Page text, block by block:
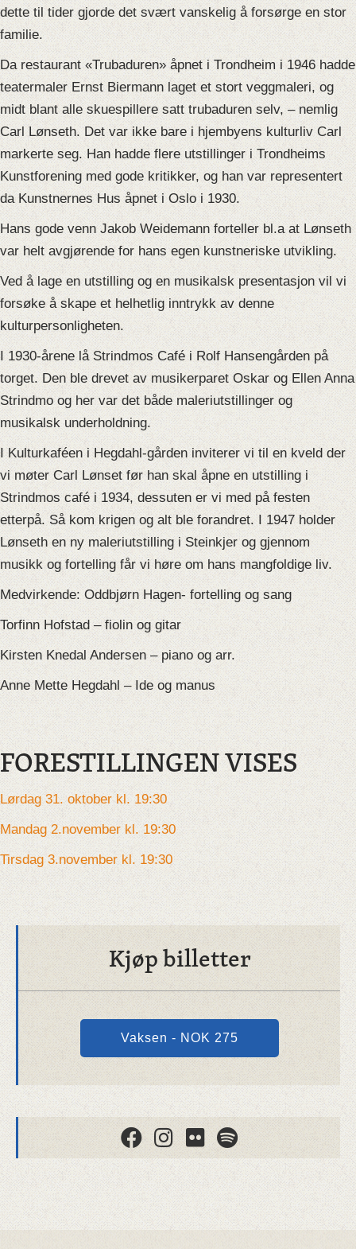
dette til tider gjorde det svært vanskelig å forsørge en stor
familie.
Da restaurant «Trubaduren» åpnet i Trondheim i 1946 hadde
teatermaler Ernst Biermann laget et stort veggmaleri, og
midt blant alle skuespillere satt trubaduren selv, – nemlig
Carl Lønseth. Det var ikke bare i hjembyens kulturliv Carl
markerte seg. Han hadde flere utstillinger i Trondheims
Kunstforening med gode kritikker, og han var representert
da Kunstnernes Hus åpnet i Oslo i 1930.
Hans gode venn Jakob Weidemann forteller bl.a at Lønseth
var helt avgjørende for hans egen kunstneriske utvikling.
Ved å lage en utstilling og en musikalsk presentasjon vil vi
forsøke å skape et helhetlig inntrykk av denne
kulturpersonligheten.
I 1930-årene lå Strindmos Café i Rolf Hansengården på
torget. Den ble drevet av musikerparet Oskar og Ellen Anna
Strindmo og her var det både maleriutstillinger og
musikalsk underholdning.
I Kulturkaféen i Hegdahl-gården inviterer vi til en kveld der
vi møter Carl Lønset før han skal åpne en utstilling i
Strindmos café i 1934, dessuten er vi med på festen
etterpå. Så kom krigen og alt ble forandret. I 1947 holder
Lønseth en ny maleriutstilling i Steinkjer og gjennom
musikk og fortelling får vi høre om hans mangfoldige liv.
Medvirkende: Oddbjørn Hagen- fortelling og sang
Torfinn Hofstad – fiolin og gitar
Kirsten Knedal Andersen – piano og arr.
Anne Mette Hegdahl – Ide og manus
FORESTILLINGEN VISES
Lørdag 31. oktober kl. 19:30
Mandag 2.november kl. 19:30
Tirsdag 3.november kl. 19:30
Kjøp billetter
Vaksen - NOK 275